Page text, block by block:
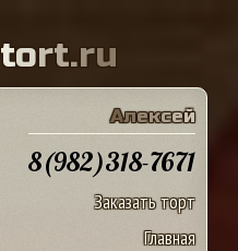
tort.ru
Алексей
8(982)318-7671
Заказать торт
Главная